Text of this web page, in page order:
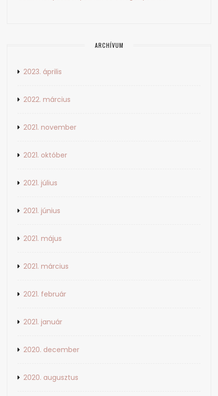
ARCHÍVUM
2023. április
2022. március
2021. november
2021. október
2021. július
2021. június
2021. május
2021. március
2021. február
2021. január
2020. december
2020. augusztus